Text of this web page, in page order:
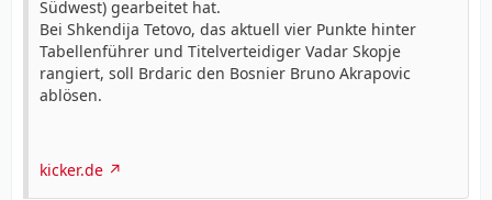
Südwest) gearbeitet hat.
Bei Shkendija Tetovo, das aktuell vier Punkte hinter
Tabellenführer und Titelverteidiger Vadar Skopje
rangiert, soll Brdaric den Bosnier Bruno Akrapovic
ablösen.
kicker.de